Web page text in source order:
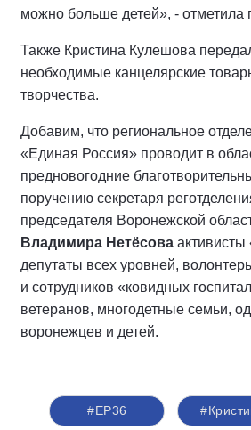
можно больше детей», - отметила
Также Кристина Кулешова
необходимые канцелярские
творчества.
Добавим, что региональное
«Единая Россия» проводит в
предновогодние
поручению секретаря
председателя Воронежской
Владимира Нетёсова
депутаты всех уровней,
и сотрудников «ковидных
ветеранов, многодетные семьи,
воронежцев и детей.
#ЕР36